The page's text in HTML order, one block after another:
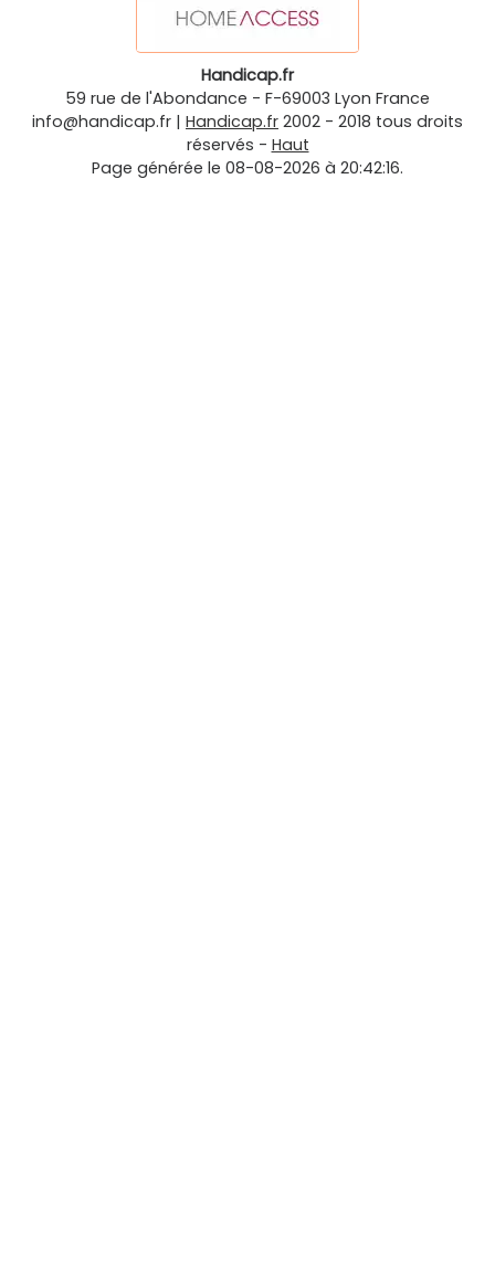
Handicap.fr
59 rue de l'Abondance - F-69003 Lyon France
info@handicap.fr | Handicap.fr 2002 - 2018 tous droits
réservés - Haut
Page générée le 08-08-2026 à 20:42:16.